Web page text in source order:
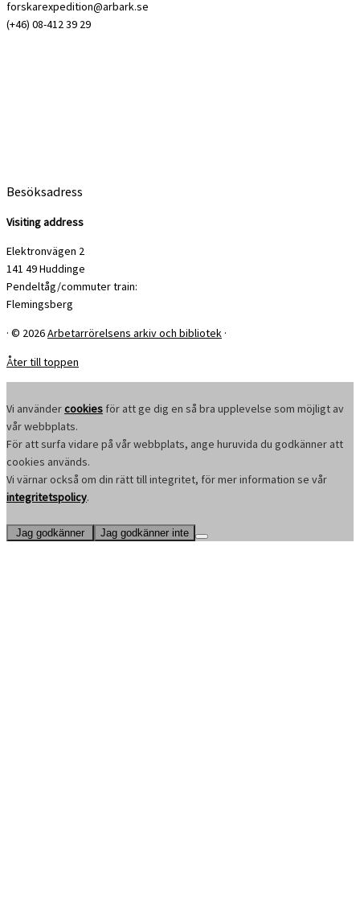
forskarexpedition@arbark.se
(+46) 08-412 39 29
Besöksadress
Visiting address
Elektronvägen 2
141 49 Huddinge
Pendeltåg/commuter train:
Flemingsberg
· © 2026Arbetarrörelsens arkiv och bibliotek ·
Åter till toppen
Vi användercookies för att ge dig en så bra upplevelse som möjligt av
vår webbplats.
För att surfa vidare på vår webbplats, ange huruvida du godkänner att
cookies används.
Vi värnar också om din rätt till integritet, för mer information se vår
integritetspolicy.
Jag godkänner Jag godkänner inte